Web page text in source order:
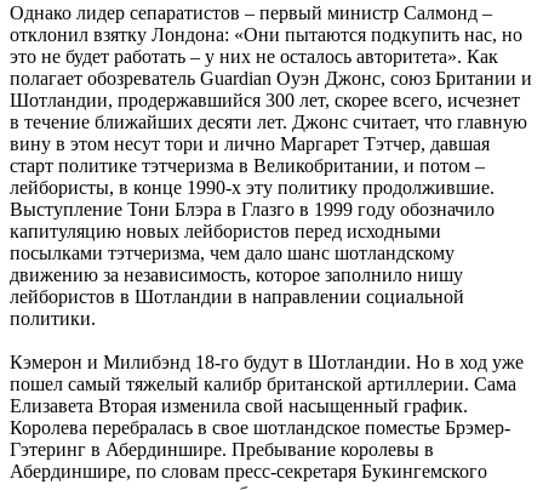
Однако лидер сепаратистов – первый министр Салмонд –
отклонил взятку Лондона: «Они пытаются подкупить нас, но
это не будет работать – у них не осталось авторитета». Как
полагает обозреватель Guardian Оуэн Джонс, союз Британии и
Шотландии, продержавшийся 300 лет, скорее всего, исчезнет
в течение ближайших десяти лет. Джонс считает, что главную
вину в этом несут тори и лично Маргарет Тэтчер, давшая
старт политике тэтчеризма в Великобритании, и потом –
лейбористы, в конце 1990-х эту политику продолжившие.
Выступление Тони Блэра в Глазго в 1999 году обозначило
капитуляцию новых лейбористов перед исходными
посылками тэтчеризма, чем дало шанс шотландскому
движению за независимость, которое заполнило нишу
лейбористов в Шотландии в направлении социальной
политики.
Кэмерон и Милибэнд 18-го будут в Шотландии. Но в ход уже
пошел самый тяжелый калибр британской артиллерии. Сама
Елизавета Вторая изменила свой насыщенный график.
Королева перебралась в свое шотландское поместье Брэмер-
Гэтеринг в Абердиншире. Пребывание королевы в
Абердиншире, по словам пресс-секретаря Букингемского